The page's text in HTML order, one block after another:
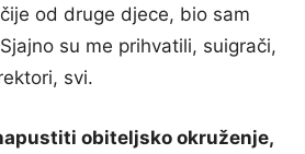
od druge djece, bio sam
su me prihvatili, suigrači,
svi.
obiteljsko okruženje,